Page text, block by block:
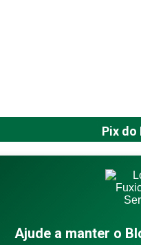
Pix do
Ajude a manter o